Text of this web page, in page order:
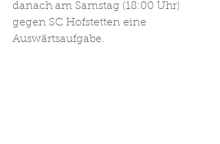
danach am Samstag (18:00 Uhr)
gegen SC Hofstetten eine
Auswärtsaufgabe.